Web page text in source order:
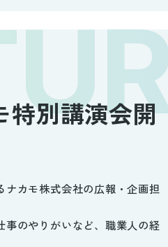
特別講演会開
カモ株式会社の広報・企画担
のやりがいなど、職業人の経